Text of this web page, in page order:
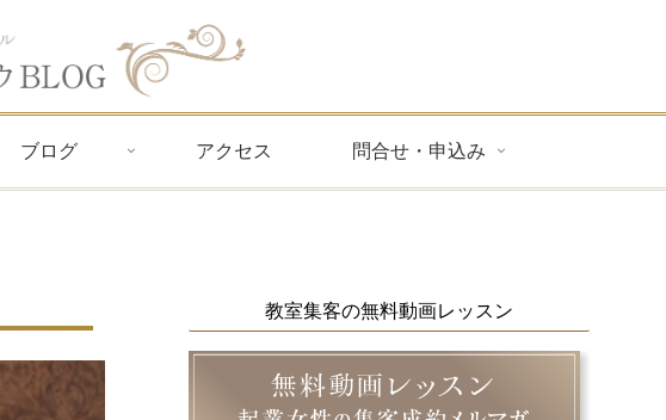
ブログ アクセス 問合せ・申込み
教室集客の無料動画レッスン